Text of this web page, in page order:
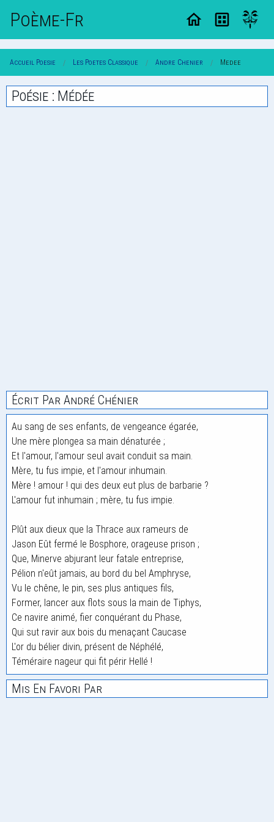
Poème-Fr
Accueil Poesie Les Poetes Classique Andre Chenier Medee
Poésie : Médée
Écrit Par André Chénier
Au sang de ses enfants, de vengeance égarée,
Une mère plongea sa main dénaturée ;
Et l'amour, l'amour seul avait conduit sa main.
Mère, tu fus impie, et l'amour inhumain.
Mère ! amour ! qui des deux eut plus de barbarie ?
L'amour fut inhumain ; mère, tu fus impie.
Plût aux dieux que la Thrace aux rameurs de
Jason Eût fermé le Bosphore, orageuse prison ;
Que, Minerve abjurant leur fatale entreprise,
Pélion n'eût jamais, au bord du bel Amphryse,
Vu le chêne, le pin, ses plus antiques fils,
Former, lancer aux flots sous la main de Tiphys,
Ce navire animé, fier conquérant du Phase,
Qui sut ravir aux bois du menaçant Caucase
L'or du bélier divin, présent de Néphélé,
Téméraire nageur qui fit périr Hellé !
Mis En Favori Par